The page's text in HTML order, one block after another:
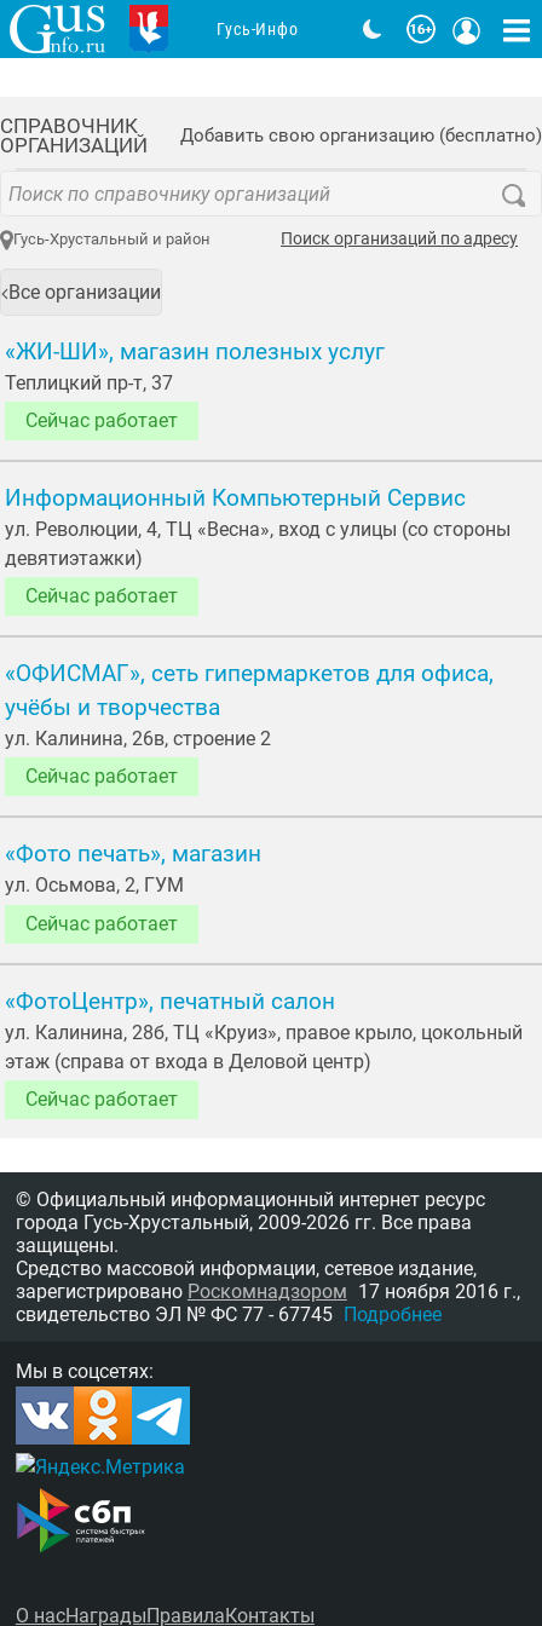
СПРАВОЧНИК
ОРГАНИЗАЦИЙ
Добавить свою организацию (бесплатно)
Гусь-Хрустальный и район Поиск организаций по адресу
Все организации
«ЖИ-ШИ», магазин полезных услуг
Теплицкий пр-т, 37
Сейчас работает
Информационный Компьютерный Сервис
ул. Революции, 4, ТЦ «Весна», вход с улицы (со стороны
девятиэтажки)
Сейчас работает
«ОФИСМАГ», сеть гипермаркетов для офиса,
учёбы и творчества
ул. Калинина, 26в, строение 2
Сейчас работает
«Фото печать», магазин
ул. Осьмовa, 2, ГУМ
Сейчас работает
«ФотоЦентр», печатный салон
ул. Калинина, 28б, ТЦ «Круиз», правое крыло, цокольный
этаж (справа от входа в Деловой центр)
Сейчас работает
Гусь-Инфо
© Официальный информационный интернет ресурс
города Гусь-Хрустальный, 2009-2026 гг. Все права
защищены.
Средство массовой информации, сетевое издание,
зарегистрировано Роскомнадзором 17 ноября 2016 г.,
свидетельство ЭЛ № ФС 77 - 67745 Подробнее
Мы в соцсетях:
О насНаградыПравилаКонтакты